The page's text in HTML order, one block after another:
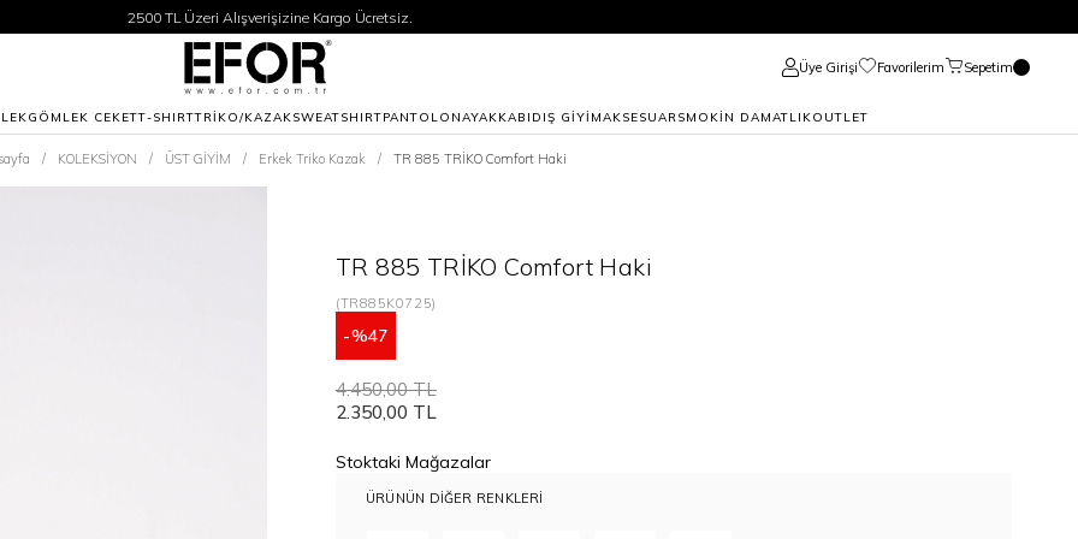
2500 TL Üzeri Alışverişizine Kargo Ücretsiz.
Siparişleriniz 1-3 iş günü içerisinde kargoya verilecektir.
2500 TL Üzeri Alışverişizine Kargo Ücretsiz.
Siparişleriniz 1-3 iş günü içerisinde kargoya verilecektir.
Üye Girişi Favorilerim Sepetim
GÖMLEK CEKETT-SHIRTTRİKO/KAZAKSWEATSHIRTPANTOLONAYAKKABI DIŞ GİYİMAKSESUAR SMOKİN DAMATLIKOUTLET
KOLEKSİYON ÜST GİYİM Erkek Triko Kazak TR 885 TRİKO Comfort Haki
TR 885 TRİKO Comfort Haki
(TR885K0725)
47
4.450,00 TL
2.350,00 TL
Stoktaki Mağazalar
ÜRÜNÜN DIĞER RENKLERI